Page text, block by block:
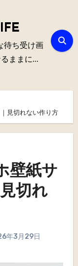
待ち受け画
ままに...
見切れない作り方
壁紙サ
切れ
年3月29日